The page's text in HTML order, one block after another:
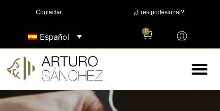
Contactar ¿Eres profesional?
Español
0